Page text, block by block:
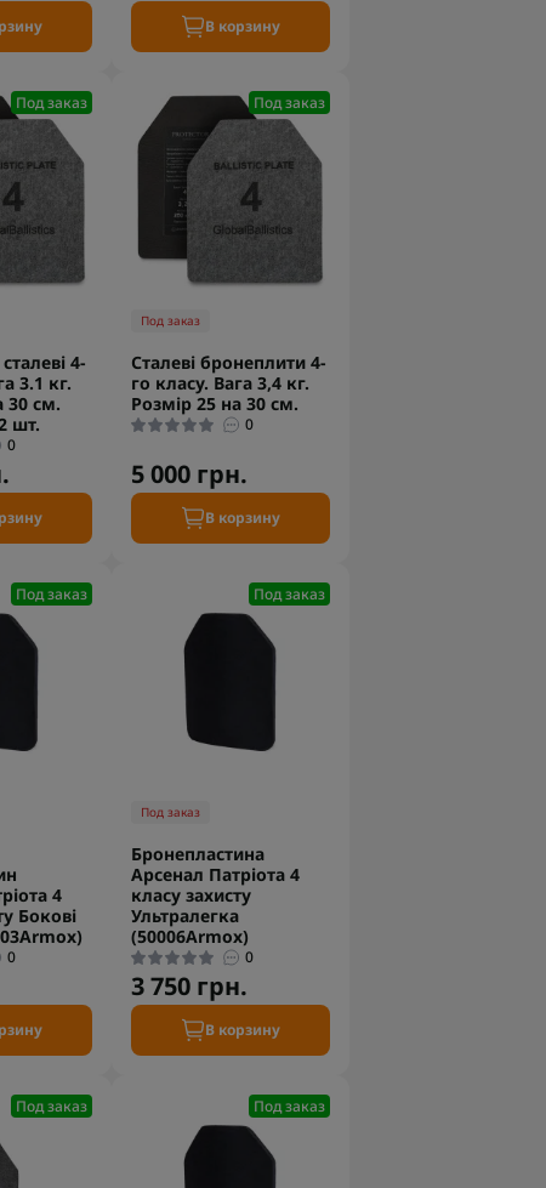
В корзину
Под заказ
4-
3.1 кг.
30 см.
шт.
0
Под заказ
Под заказ
Сталеві бронеплити 4-
го класу. Вага 3,4 кг.
Розмір 25 на 30 см.
0
5 000 грн.
В корзину
Под заказ
4
Бокові
0
Под заказ
Под заказ
Бронепластина
Арсенал Патріота 4
класу захисту
Ультралегка
(50006Armox)
0
3 750 грн.
В корзину
Под заказ Под заказ